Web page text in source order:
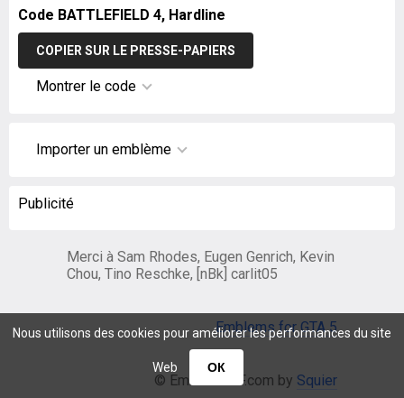
Nous utilisons des cookies pour améliorer les performances du site
Web ОК
Code BATTLEFIELD 4, Hardline
COPIER SUR LE PRESSE-PAPIERS
Montrer le code
Importer un emblème
Publicité
Merci à Sam Rhodes, Eugen Genrich, Kevin
Chou, Tino Reschke, [nBk] carlit05
Emblems for GTA 5
© EmblemsBF.com by Squier